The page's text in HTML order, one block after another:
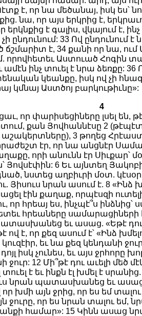
է, որ նա մեծանայ, իսկ ես՝
նա, որ այս երկրից է,
երկնքից է գալիս, վկայում է,
չի ընդունում: 33 Ով
ճշմարիտ է, 34 քանի որ նա,
որովհետեւ Աստուած Հոգին
ամէն ինչ տուել է նրա ձեռքը:
կեանքը, իսկ ով չի
կմնայ Աստծոյ բարկութիւնը»:
4
որ փարիսեցիները լսել են,
քան Յովհաննէսը 2 (թէպէտ
աշակերտները), 3 թողեց
էր, որ նա անցնէր
որի անունն էր Սիւքար՝
Յովսէփին: 6 Եւ այնտեղ
նստեց աղբիւրի մօտ. կէսօր
Յիսուս նրան ասում է. 8 «Ինձ
էին քաղաք, որպէսզի
որ հրեայ ես, ինչպէ՞ս
հրեաները սամարացիների
եւ ասաց. «Եթէ դու
ով է, որ քեզ ասում է՝ «Ինձ
եւ նա քեզ կենդանի
իսկ չունես, եւ այս ջրհորը
ջուր: 12 Մի՞թէ դու աւելի մեծ
է եւ ինքն էլ խմել է
նրան պատասխանեց եւ
որ խմի այն ջրից, որ ես եմ
ջուրը, որ ես նրան տալու եմ,
համար»: 15 Կինն ասաց